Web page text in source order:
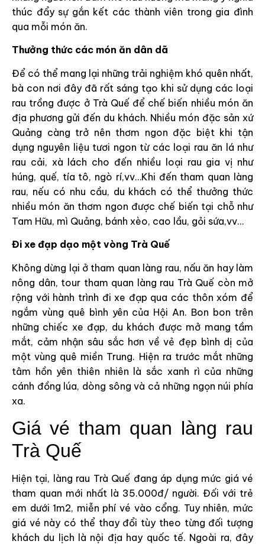
thúc đẩy sự gắn kết các thành viên trong gia đình
qua mỗi món ăn.
Thưởng thức các món ăn dân dã
Để có thể mang lại những trải nghiệm khó quên nhất,
bà con nơi đây đã rất sáng tạo khi sử dụng các loại
rau trồng được ở Trà Quế để chế biến nhiều món ăn
địa phương gửi đến du khách. Nhiều món đặc sản xứ
Quảng càng trở nên thơm ngon đặc biệt khi tận
dụng nguyên liệu tươi ngon từ các loại rau ăn lá như
rau cải, xà lách cho đến nhiều loại rau gia vị như
húng, quế, tía tô, ngò rí,vv…Khi đến tham quan làng
rau, nếu có nhu cầu, du khách có thể thưởng thức
nhiều món ăn thơm ngon được chế biến tại chỗ như
Tam Hữu, mì Quảng, bánh xèo, cao lầu, gỏi sứa,vv…
Đi xe đạp dạo một vòng Trà Quế
Không dừng lại ở tham quan làng rau, nấu ăn hay làm
nông dân, tour tham quan làng rau Trà Quế còn mở
rộng với hành trình đi xe đạp qua các thôn xóm để
ngắm vùng quê bình yên của Hội An. Bon bon trên
những chiếc xe đạp, du khách được mở mang tầm
mắt, cảm nhận sâu sắc hơn về vẻ đẹp bình dị của
một vùng quê miền Trung. Hiện ra trước mắt những
tâm hồn yên thiên nhiên là sắc xanh rì của những
cánh đồng lúa, dòng sông và cả những ngọn núi phía
xa.
Giá vé tham quan làng rau
Trà Quế
Hiện tại, làng rau Trà Quế đang áp dụng mức giá vé
tham quan mới nhất là 35.000đ/ người. Đối với trẻ
em dưới 1m2, miễn phí vé vào cổng. Tuy nhiên, mức
giá vé này có thể thay đổi tùy theo từng đối tượng
khách du lịch là nội địa hay quốc tế. Ngoài ra, đây